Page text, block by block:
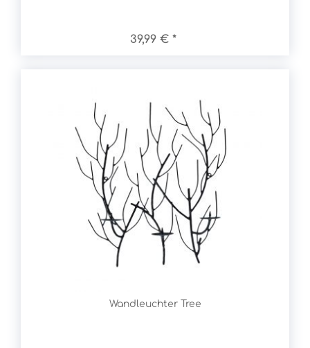
39,99 € *
Wandleuchter Tree